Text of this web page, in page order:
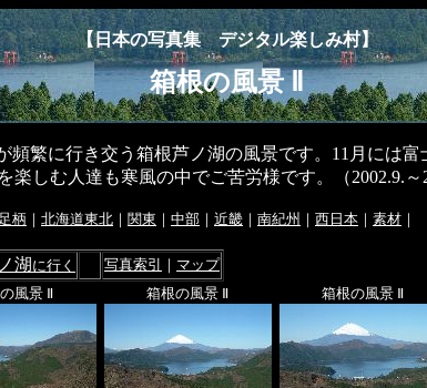
【日本の写真集 デジタル楽しみ村】
箱根の風景 Ⅱ
頻繁に行き交う箱根芦ノ湖の風景です。11月には
楽しむ人達も寒風の中でご苦労様です。（2002.9.～
足柄 ｜ 北海道東北 ｜ 関東 ｜ 中部 ｜ 近畿 ｜ 南紀州 ｜ 西日本 ｜ 素材 ｜
湖に行く 写真索引 ｜ マップ
風景 Ⅱ
箱根の風景 Ⅱ 箱根の風景 Ⅱ